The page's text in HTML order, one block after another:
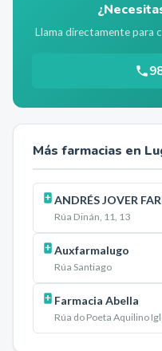
Llama directamente para
Más farmacias en
ANDRÉS JOVER
Rúa Dinán, 11, 13
Auxfarmalugo
Rúa Santiago
Farmacia Abella
Rúa do Poeta Aquilino